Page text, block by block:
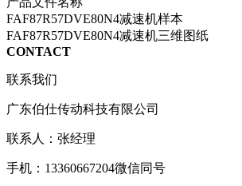
FAF87R57DVE80N4减速机样本
FAF87R57DVE80N4减速机三维图纸
CONTACT
联系我们
广东伯仕传动科技有限公司
联系人：张经理
手机：13360667204微信同号